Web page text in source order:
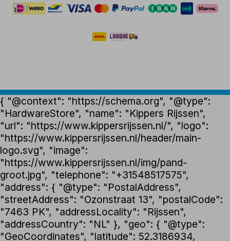
{ "@context": "https://schema.org", "@type":
"HardwareStore", "name": "Kippers Rijssen",
"url": "https://www.kippersrijssen.nl/", "logo":
"https://www.kippersrijssen.nl/header/main-
logo.svg", "image":
"https://www.kippersrijssen.nl/img/pand-
groot.jpg", "telephone": "+31548517575",
"address": { "@type": "PostalAddress",
"streetAddress": "Ozonstraat 13", "postalCode":
"7463 PK", "addressLocality": "Rijssen",
"addressCountry": "NL" }, "geo": { "@type":
"GeoCoordinates", "latitude": 52.3186934,